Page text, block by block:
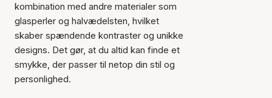
kombination med andre materialer som
glasperler og halvædelsten, hvilket
skaber spændende kontraster og unikke
designs. Det gør, at du altid kan finde et
smykke, der passer til netop din stil og
personlighed.